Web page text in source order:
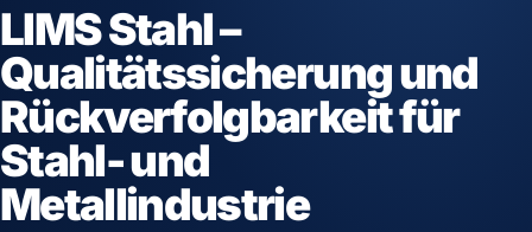
LIMS Stahl –
Qualitätssicherung und
Rückverfolgbarkeit für
Stahl- und
Metallindustrie